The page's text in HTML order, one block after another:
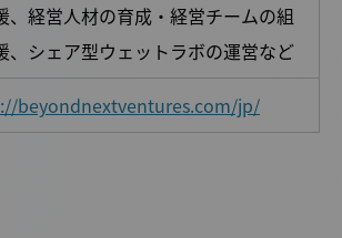
、経営人材の育成・経営チームの組
、シェア型ウェットラボの運営など
beyondnextventures.com/jp/